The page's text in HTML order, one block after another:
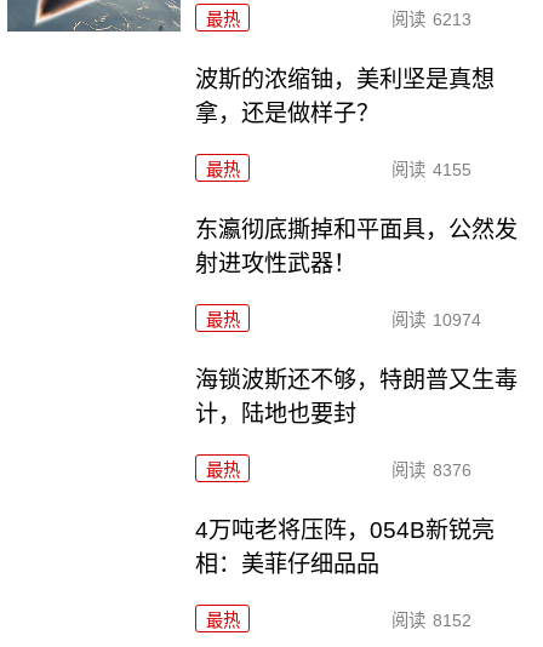
最热 阅读 6213
波斯的浓缩铀，美利坚是真想
拿，还是做样子？
最热 阅读 4155
东瀛彻底撕掉和平面具，公然发
射进攻性武器！
最热 阅读 10974
海锁波斯还不够，特朗普又生毒
计，陆地也要封
最热 阅读 8376
4万吨老将压阵，054B新锐亮
相：美菲仔细品品
最热 阅读 8152